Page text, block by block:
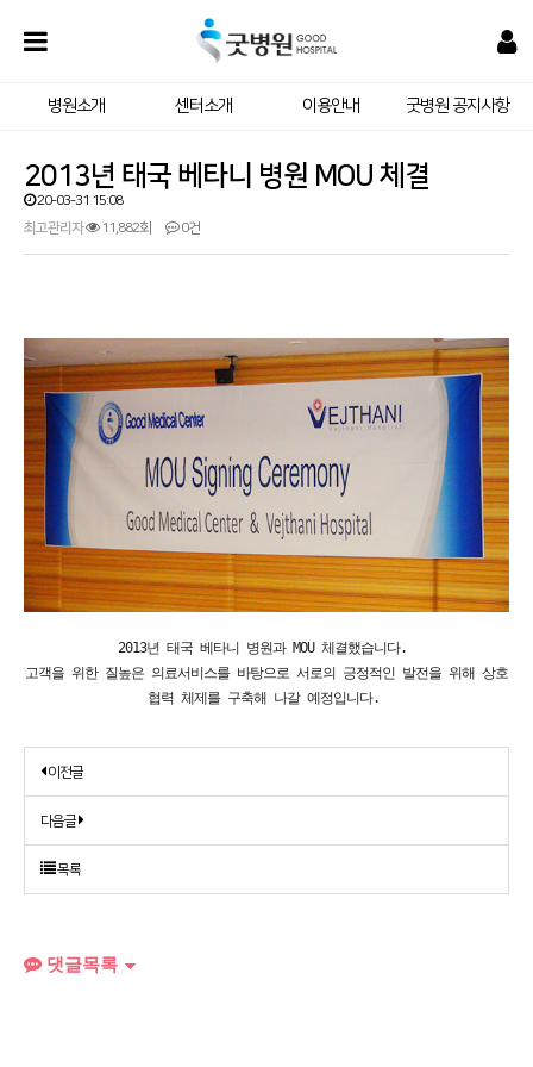
병원소개 센터소개 이용안내 굿병원 공지사항
2013년 태국 베타니 병원 MOU 체결
20-03-31 15:08
최고관리자
11,882회 0건
2013년 태국 베타니 병원과 MOU 체결했습니다.
고객을 위한 질높은 의료서비스를 바탕으로 서로의 긍정적인 발전을 위해 상호
협력 체제를 구축해 나갈 예정입니다.
이전글
다음글
목록
댓글목록